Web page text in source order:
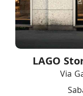
LAGO
Via